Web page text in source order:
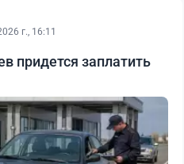
г., 16:11
придется заплатить